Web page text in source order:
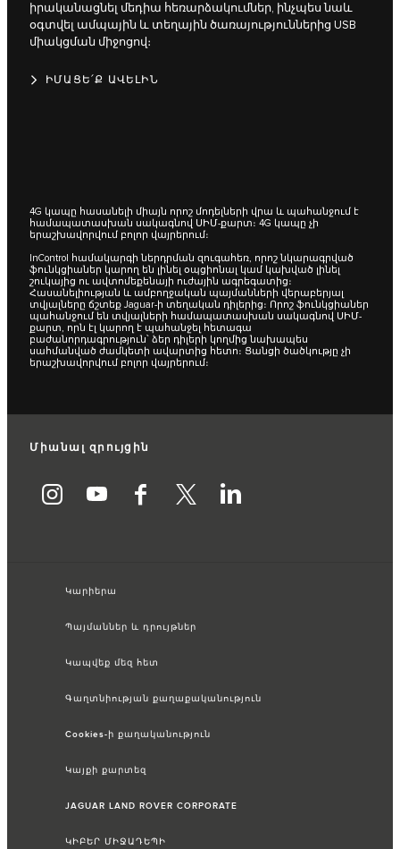
իրականացնել մեդիա հեռարձակումներ, ինչպես նաև
օգտվել ամպային և տեղային ծառայություններից USB
միակցման միջոցով։
ԻՄԱՑԵ՛Ք ԱՎԵԼԻՆ
4G կապը հասանելի միայն որոշ մոդելների վրա և պահանջում է
համապատասխան սակագնով ՍԻՄ-քարտ։ 4G կապը չի
երաշխավորվում բոլոր վայրերում։
InControl համակարգի ներդրման զուգահեռ, որոշ նկարագրված
ֆունկցիաներ կարող են լինել օպցիոնալ կամ կախված լինել
շուկայից ու ավտոմեքենայի ուժային ագրեգատից։
Հասանելիության և ամբողջական պայմանների վերաբերյալ
տվյալները ճշտեք Jaguar-ի տեղական դիլերից։ Որոշ ֆունկցիաներ
պահանջում են տվյալների համապատասխան սակագնով ՍԻՄ-
քարտ, որն էլ կարող է պահանջել հետագա
բաժանորդագրություն՝ ձեր դիլերի կողմից նախապես
սահմանված ժամկետի ավարտից հետո։ Ցանցի ծածկությը չի
երաշխավորվում բոլոր վայրերում։
Միանալ զրույցին
Կարիերա
Պայմաններ և դրույթներ
Կապվեք մեզ հետ
Գաղտնիության քաղաքականություն
Cookies-ի քաղականություն
Կայքի քարտեզ
JAGUAR LAND ROVER CORPORATE
ԿԻԲԵՐ ՄԻՋԱԴԵՊԻ